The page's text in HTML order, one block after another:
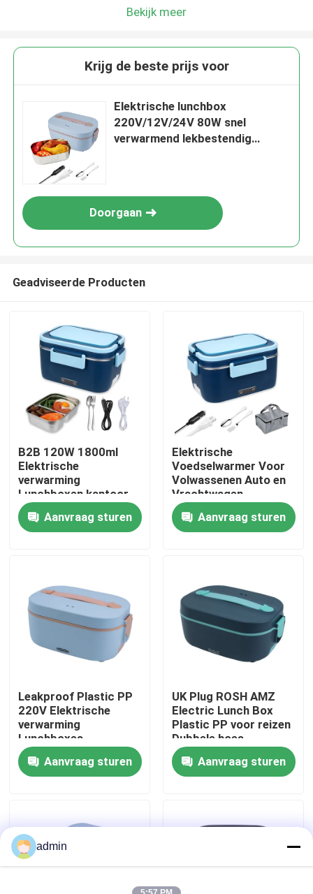
Thuis
Producten
Fabriekstocht
Kwaliteitscontrole
Neem contact met ons op
Nieuws
Offerte Aanvragen
Elektrische lunchboxen
Bekijk meer
Krijg de beste prijs voor
Elektrische lunchbox
220V/12V/24V 80W snel
verwarmend lekbestendig
Doorgaan
Geadviseerde Producten
B2B 120W 1800ml
Elektrische
verwarming
Lunchboxen kantoor
en auto verwarming
Bento Box met
touchscreen timer
Aanvraag sturen
Elektrische
Voedselwarmer Voor
Volwassenen Auto en
Vrachtwagen
Verwarmende Bento
Box Twee
Compartimenten CE
Aanvraag sturen
Leakproof Plastic PP
220V Elektrische
verwarming
Lunchboxes
Multifunctionele
Direct Wholesale
Verkoop
Aanvraag sturen
UK Plug ROSH AMZ
Electric Lunch Box
Plastic PP voor reizen
Dubbele hoes
lekbestendig
Aanvraag sturen
admin